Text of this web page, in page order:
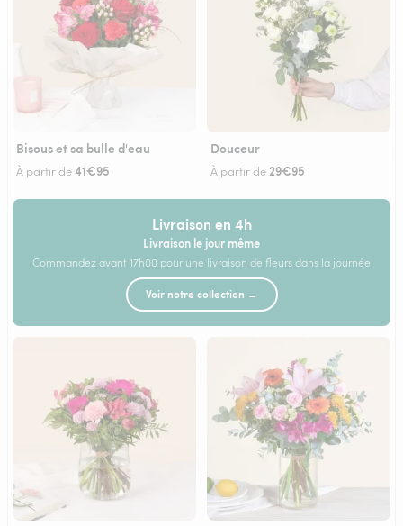
Bisous et sa bulle d'eau
À partir de41€95
Douceur
À partir de29€95
Livraison en 4h
Livraison le jour même
Commandez avant 17h00 pour une livraison de fleurs dans la journée
Voir notre collection →